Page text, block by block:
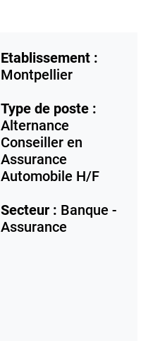
Etablissement :
Montpellier
Type de poste :
Alternance
Conseiller en
Assurance
Automobile H/F
Secteur : Banque -
Assurance